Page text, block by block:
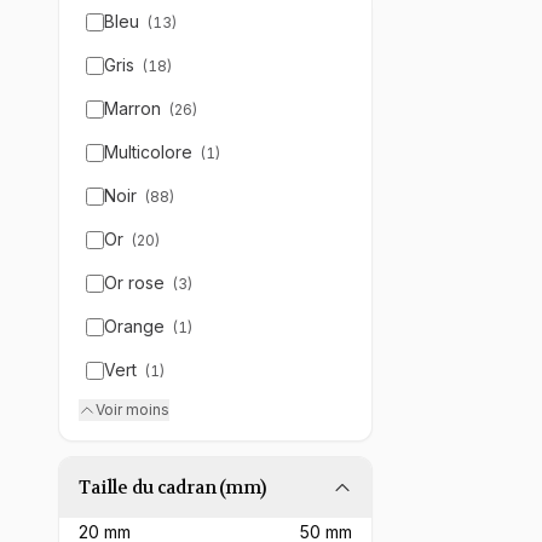
Bleu (13)
Gris (18)
Marron (26)
Multicolore (1)
Noir (88)
Or (20)
Or rose (3)
Orange (1)
Vert (1)
Voir moins
Taille du cadran (mm)
20 mm 50 mm